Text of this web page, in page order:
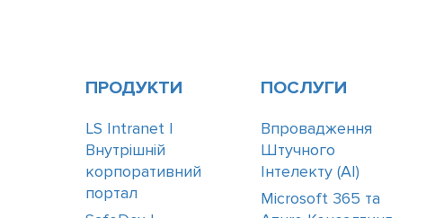
ПРОДУКТИ
LS Intranet |
Внутрішній
корпоративний
портал
ПОСЛУГИ
Впровадження
Штучного
Інтелекту (АІ)
Microsoft 365 та